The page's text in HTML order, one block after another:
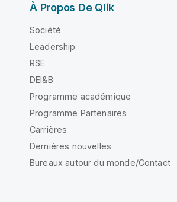
À Propos De Qlik
Société
Leadership
RSE
DEI&B
Programme académique
Programme Partenaires
Carrières
Dernières nouvelles
Bureaux autour du monde/Contact